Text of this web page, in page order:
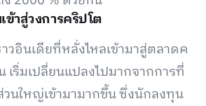
ข้าสู่วงการคริปโต
วอินเดียที่หลั่งไหลเข้ามาสู่ตลาดค
เริ่มเปลี่ยนแปลงไปมากจากการที่
นใหญ่เข้ามามากขึ้น ซึ่งนักลงทุน